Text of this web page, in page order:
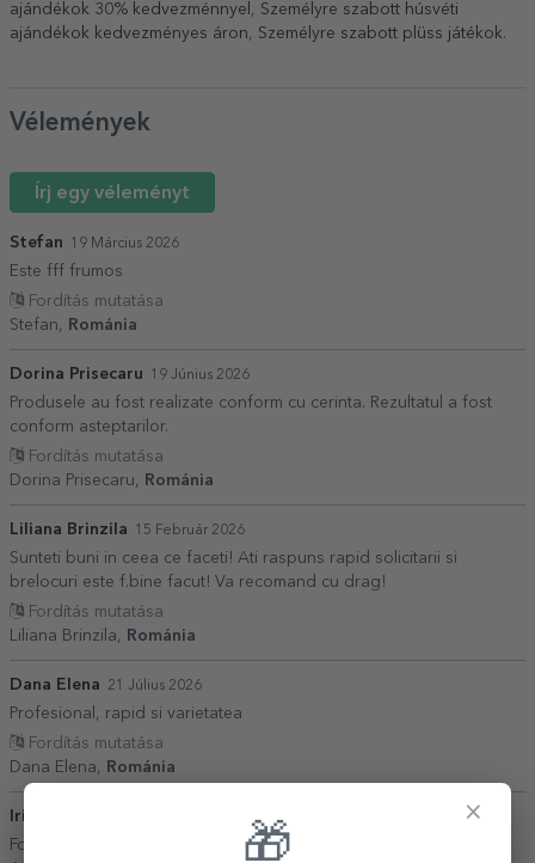
ajándékok 30% kedvezménnyel , Személyre szabott húsvéti
ajándékok kedvezményes áron, Személyre szabott plüss játékok.
Vélemények
Írj egy véleményt
Stefan 19 Március 2026
Este fff frumos
Fordítás mutatása
Stefan,
Románia
Dorina Prisecaru 19 Június 2026
Produsele au fost realizate conform cu cerinta. Rezultatul a fost
conform asteptarilor.
Fordítás mutatása
Dorina Prisecaru,
Románia
Liliana Brinzila 15 Február 2026
Sunteti buni in ceea ce faceti! Ati raspuns rapid solicitarii si
brelocuri este f.bine facut! Va recomand cu drag!
Fordítás mutatása
Liliana Brinzila,
Románia
Dana Elena 21 Július 2026
Profesional, rapid si varietatea
Fordítás mutatása
Dana Elena,
Románia
Irina
Foarte ușor de făcut personalizarea ! Foarte rapida livrarea !
×
🎁